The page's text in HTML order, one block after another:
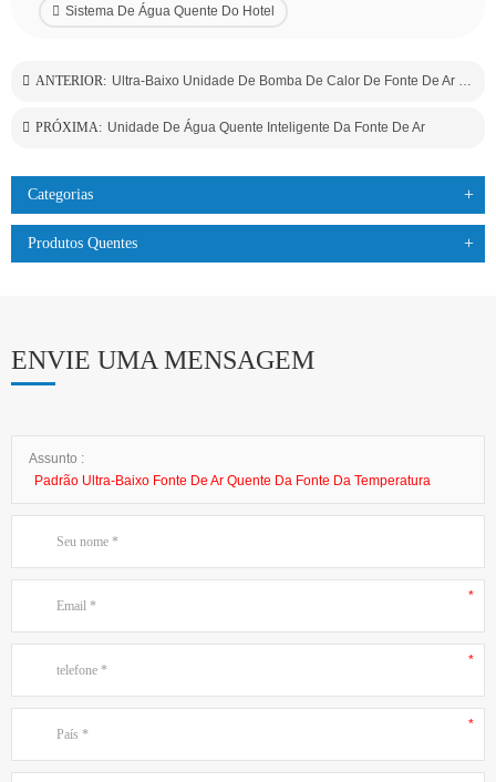
Sistema De Água Quente Do Hotel
ANTERIOR: Ultra-Baixo Unidade De Bomba De Calor De Fonte De Ar De Temperatura
PRÓXIMA: Unidade De Água Quente Inteligente Da Fonte De Ar
Categorias
Produtos Quentes
ENVIE UMA MENSAGEM
Assunto :
Padrão Ultra-Baixo Fonte De Ar Quente Da Fonte Da Temperatura